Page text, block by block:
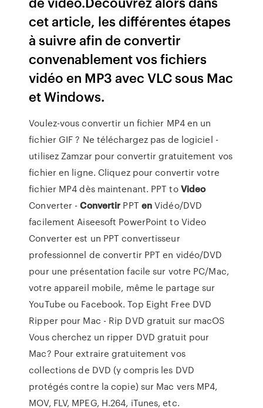
cet article, les différentes étapes
à suivre afin de convertir
convenablement vos fichiers
vidéo en MP3 avec VLC sous Mac
et Windows.
Voulez-vous convertir un fichier MP4 en un
fichier GIF ? Ne téléchargez pas de logiciel -
utilisez Zamzar pour convertir gratuitement vos
fichier en ligne. Cliquez pour convertir votre
fichier MP4 dès maintenant. PPT toVideo
Converter -Convertir PPT enVidéo/DVD
facilement Aiseesoft PowerPoint to Video
Converter est un PPT convertisseur
professionnel de convertir PPT en vidéo/DVD
pour une présentation facile sur votre PC/Mac,
votre appareil mobile, même le partage sur
YouTube ou Facebook.Top Eight Free DVD
Ripper pour Mac - Rip DVD gratuit sur macOS
Vous cherchez un ripper DVD gratuit pour
Mac? Pour extraire gratuitement vos
collections de DVD (y compris les DVD
protégés contre la copie) sur Mac vers MP4,
MOV, FLV, MPEG, H.264, iTunes, etc.